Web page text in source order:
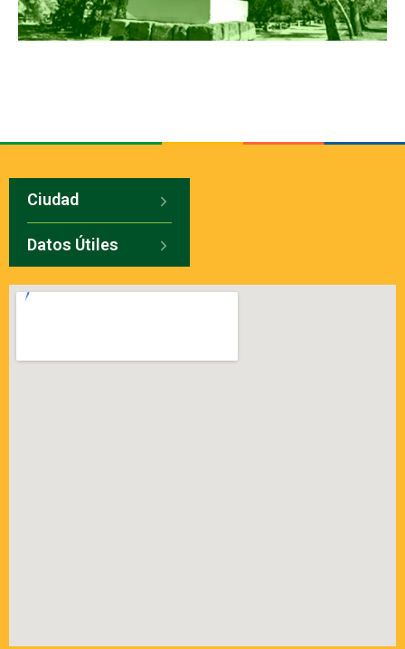
Ciudad
Datos Útiles